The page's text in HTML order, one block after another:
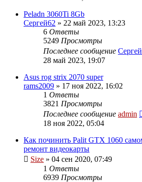
Peladn 3060Ti 8Gb
Сергей62 » 22 май 2023, 13:23
6 Ответы
5249 Просмотры
Последнее сообщение
28 май 2023, 19:07
Asus rog strix 2070 super
rams2009 » 17 ноя 2022, 16:02
1 Ответы
3821 Просмотры
Последнее сообщение admin
18 ноя 2022, 05:04
Как починить Palit GTX 1060
ремонт видеокарты
Size » 04 сен 2020, 07:49
1 Ответы
6939 Просмотры